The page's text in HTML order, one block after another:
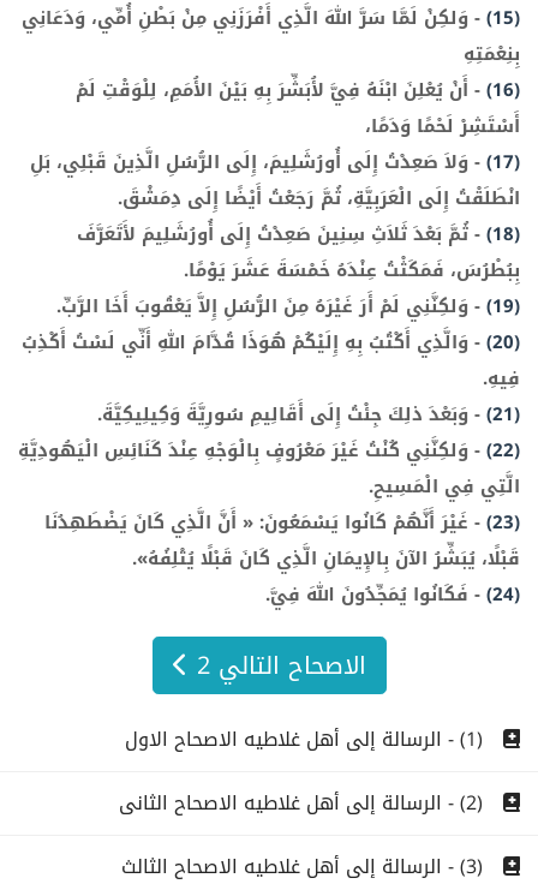
(15)
- وَلكِنْ لَمَّا سَرَّ اللهَ الَّذِي أَفْرَزَنِي مِنْ بَطْنِ أُمِّي، وَدَعَانِي
بِنِعْمَتِهِ
(16)
- أَنْ يُعْلِنَ ابْنَهُ فِيَّ لأُبَشِّرَ بِهِ بَيْنَ الأُمَمِ، لِلْوَقْتِ لَمْ
أَسْتَشِرْ لَحْمًا وَدَمًا،
(17)
- وَلاَ صَعِدْتُ إِلَى أُورُشَلِيمَ، إِلَى الرُّسُلِ الَّذِينَ قَبْلِي، بَلِ
انْطَلَقْتُ إِلَى الْعَرَبِيَّةِ، ثُمَّ رَجَعْتُ أَيْضًا إِلَى دِمَشْقَ.
(18)
-ثُمَّ بَعْدَ ثَلاَثِ سِنِينَ صَعِدْتُ إِلَى أُورُشَلِيمَ لأَتَعَرَّفَ
بِبُطْرُسَ، فَمَكَثْتُ عِنْدَهُ خَمْسَةَ عَشَرَ يَوْمًا.
(19)
- وَلكِنَّنِي لَمْ أَرَ غَيْرَهُ مِنَ الرُّسُلِ إِلاَّ يَعْقُوبَ أَخَا الرَّبِّ.
(20)
- وَالَّذِي أَكْتُبُ بِهِ إِلَيْكُمْ هُوَذَا قُدَّامَ اللهِ أَنِّي لَسْتُ أَكْذِبُ
فِيهِ.
(21)
- وَبَعْدَ ذلِكَ جِئْتُ إِلَى أَقَالِيمِ سُورِيَّةَ وَكِيلِيكِيَّةَ.
(22)
- وَلكِنَّنِي كُنْتُ غَيْرَ مَعْرُوفٍ بِالْوَجْهِ عِنْدَ كَنَائِسِ الْيَهُودِيَّةِ
الَّتِي فِي الْمَسِيحِ.
(23)
- غَيْرَ أَنَّهُمْ كَانُوا يَسْمَعُونَ: « أَنَّ الَّذِي كَانَ يَضْطَهِدُنَا
قَبْلًا، يُبَشِّرُ الآنَ بِالإِيمَانِ الَّذِي كَانَ قَبْلًا يُتْلِفُهُ».
(24)
- فَكَانُوا يُمَجِّدُونَ اللهَ فِيَّ.
الاصحاح التالي 2
(1) - الرسالة إلى أهل غلاطيه الاصحاح الاول
(2) - الرسالة إلى أهل غلاطيه الاصحاح الثانى
(3) - الرسالة إلى أهل غلاطيه الاصحاح الثالث